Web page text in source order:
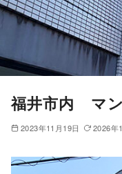
福井市内 マ
2023年11月19日 2026年